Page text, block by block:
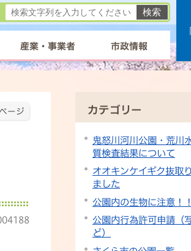
産業・事業者 市政情報
ージ カテゴリー
鬼怒川河川公園・荒川
質検査結果について
オオキンケイギク抜取
ました
公園内の生物に注意！！
公園内行為許可申請（
ど）